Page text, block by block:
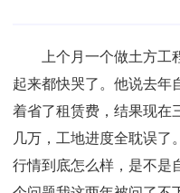
上个月一个做土方
起来都快哭了。他说去年
着省了租赁费，结果现在
几万，工地进度全耽误了
行情到底怎么样，是不是